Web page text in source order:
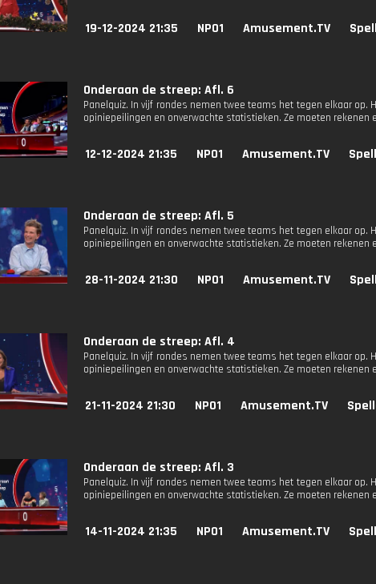
19-12-2024 21:35 NPO1 Amusement.TV
Onderaan de streep: Afl. 6
Panelquiz. In vijf rondes nemen twee teams het tegen elkaar op.
opiniepeilingen en onverwachte statistieken. Ze moeten
12-12-2024 21:35 NPO1 Amusement.TV
Onderaan de streep: Afl. 5
Panelquiz. In vijf rondes nemen twee teams het tegen elkaar op.
opiniepeilingen en onverwachte statistieken. Ze moeten
28-11-2024 21:30 NPO1 Amusement.TV
Onderaan de streep: Afl. 4
Panelquiz. In vijf rondes nemen twee teams het tegen elkaar op.
opiniepeilingen en onverwachte statistieken. Ze moeten
21-11-2024 21:30 NPO1 Amusement.TV
Onderaan de streep: Afl. 3
Panelquiz. In vijf rondes nemen twee teams het tegen elkaar op.
opiniepeilingen en onverwachte statistieken. Ze moeten
14-11-2024 21:35 NPO1 Amusement.TV